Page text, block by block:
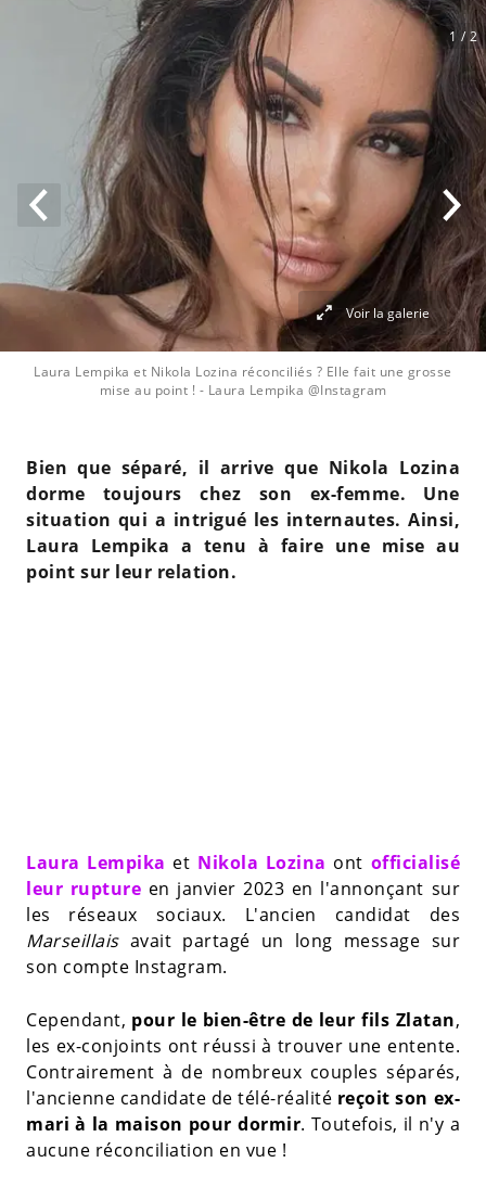
Laura Lempika et Nikola Lozina réconciliés ? Elle fait une grosse
mise au point ! - Laura Lempika @Instagram
1 / 2
Voir la galerie
Bien que séparé, il arrive que Nikola Lozina
dorme toujours chez son ex-femme. Une
situation qui a intrigué les internautes. Ainsi,
Laura Lempika a tenu à faire une mise au
point sur leur relation.
Laura Lempika et Nikola Lozina ont officialisé
leur rupture en janvier 2023 en l'annonçant sur
les réseaux sociaux. L'ancien candidat des
Marseillais avait partagé un long message sur
son compte Instagram.
Cependant, pour le bien-être de leur fils Zlatan,
les ex-conjoints ont réussi à trouver une entente.
Contrairement à de nombreux couples séparés,
l'ancienne candidate de télé-réalité reçoit son ex-
mari à la maison pour dormir. Toutefois, il n'y a
aucune réconciliation en vue !